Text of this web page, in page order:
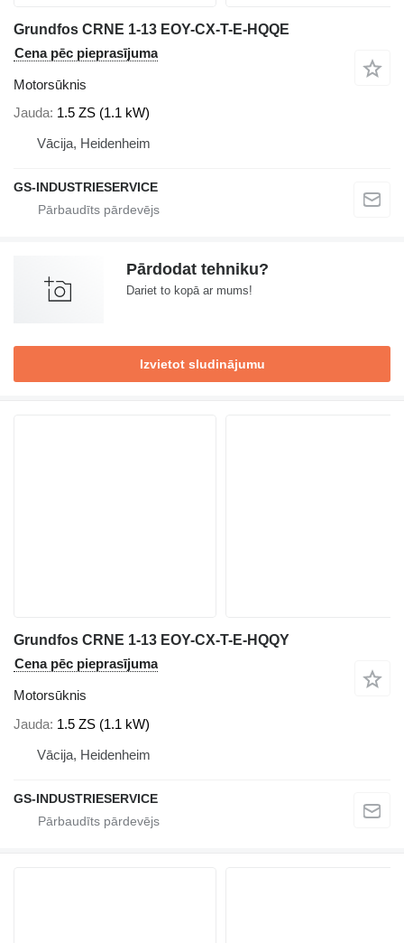
Grundfos CRNE 1-13 EOY-CX-T-E-HQQE
Cena pēc pieprasījuma
Motorsūknis
Jauda 1.5 ZS (1.1 kW)
Vācija, Heidenheim
GS-INDUSTRIESERVICE
Pārdodat tehniku?
Dariet to kopā ar mums!
Izvietot sludinājumu
Grundfos CRNE 1-13 EOY-CX-T-E-HQQY
Cena pēc pieprasījuma
Motorsūknis
Jauda 1.5 ZS (1.1 kW)
Vācija, Heidenheim
GS-INDUSTRIESERVICE